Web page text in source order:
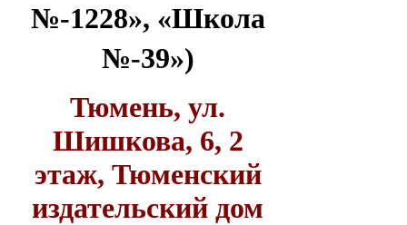
№-1228», «Школа
№-39»)
Тюмень, ул.
Шишкова, 6, 2
этаж, Тюменский
издательский дом